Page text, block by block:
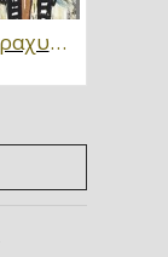
Κωνσταντίνος Ι. Κορίδης Βραχυγραφίες * Κριτική